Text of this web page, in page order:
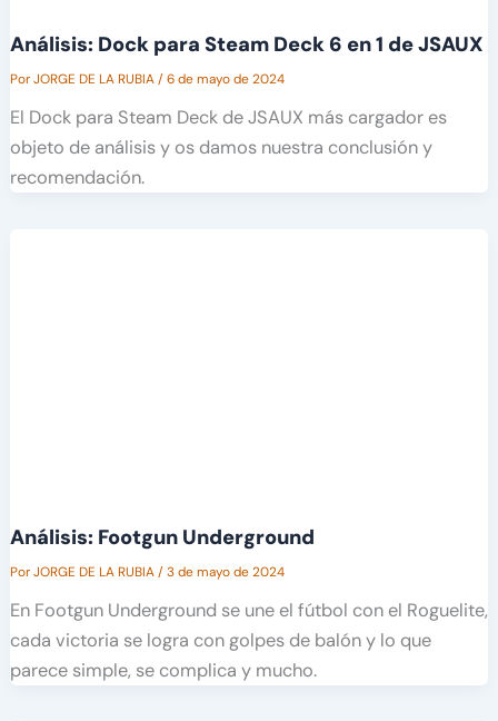
Análisis: Dock para Steam Deck 6 en 1 de JSAUX
PorJORGE DE LA RUBIA/6 de mayo de 2024
El Dock para Steam Deck de JSAUX más cargador es
objeto de análisis y os damos nuestra conclusión y
recomendación.
Análisis: Footgun Underground
PorJORGE DE LA RUBIA/3 de mayo de 2024
En Footgun Underground se une el fútbol con el Roguelite,
cada victoria se logra con golpes de balón y lo que
parece simple, se complica y mucho.